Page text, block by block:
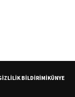
BİLDİRİMİKÜNYE